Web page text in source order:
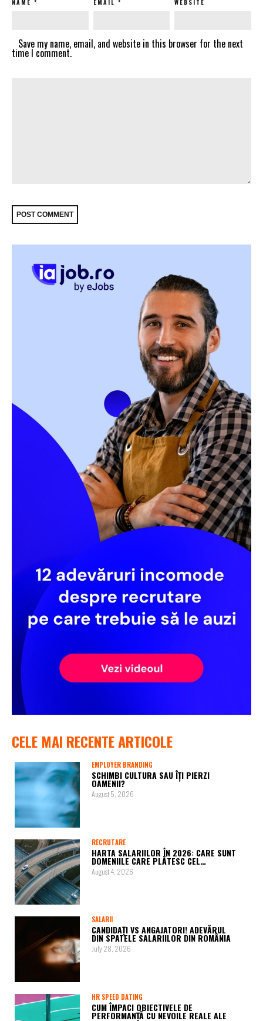
NAME * EMAIL * WEBSITE
Save my name, email, and website in this browser for the next
time I comment.
CELE MAI RECENTE ARTICOLE
EMPLOYER BRANDING
SCHIMBI CULTURA SAU ÎȚI PIERZI
OAMENII?
August 5, 2026
RECRUTARE
HARTA SALARIILOR ÎN 2026: CARE SUNT
DOMENIILE CARE PLĂTESC CEL…
August 4, 2026
SALARII
CANDIDAȚI VS ANGAJATORI! ADEVĂRUL
DIN SPATELE SALARIILOR DIN ROMÂNIA
July 28, 2026
HR SPEED DATING
CUM ÎMPACI OBIECTIVELE DE
PERFORMANȚĂ CU NEVOILE REALE ALE